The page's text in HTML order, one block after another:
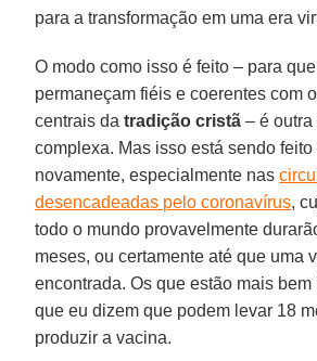
para a transformação em uma era
O modo como isso é feito – para
permaneçam fiéis e coerentes com
centrais datradição cristã – é
complexa. Mas isso está sendo feito
novamente, especialmente nas
desencadeadas pelo coronavírus,
todo o mundo provavelmente
meses, ou certamente até que uma
encontrada. Os que estão mais
que eu dizem que podem levar 18
produzir a vacina.